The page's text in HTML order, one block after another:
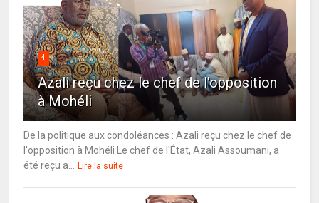
4
Azali reçu chez le chef de l'opposition
à Mohéli
De la politique aux condoléances : Azali reçu chez le chef de
l'opposition à Mohéli Le chef de l'État, Azali Assoumani, a
été reçu a...
Lire la suite